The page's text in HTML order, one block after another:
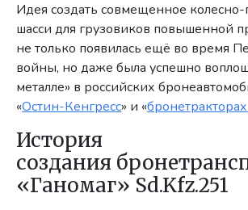
Идея создать совмещенное колесно-
шасси для грузовиков повышенной
не только появилась ещё во время
войны, но даже была успешно
металле» в российских
«Остин-Кенгресс» и «
История
создания
«Ганомаг» Sd.Kfz.251